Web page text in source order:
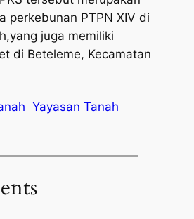
perkebunan PTPN XIV di
juga memiliki
di Beteleme, Kecamatan
Yayasan Tanah